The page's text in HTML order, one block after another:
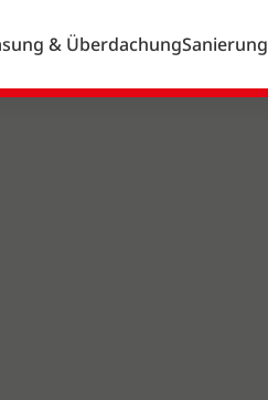
& ÜberdachungSanierung